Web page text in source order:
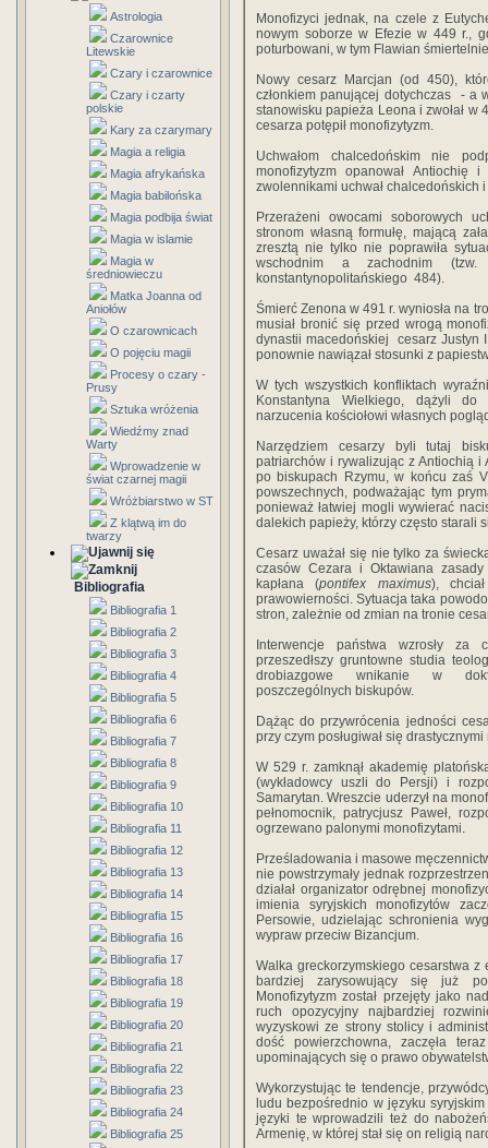
Astrologia
Czarownice
Litewskie
Czary i czarownice
Czary i czarty
polskie
Kary za czarymary
Magia a religia
Magia afrykańska
Magia babilońska
Magia podbija świat
Magia w islamie
Magia w
średniowieczu
Matka Joanna od
Aniołów
O czarownicach
O pojęciu magii
Procesy o czary -
Prusy
Sztuka wróżenia
Wiedźmy znad
Warty
Wprowadzenie w
świat czarnej magii
Wróżbiarstwo w ST
Z klątwą im do
twarzy
Bibliografia
Bibliografia 1
Bibliografia 2
Bibliografia 3
Bibliografia 4
Bibliografia 5
Bibliografia 6
Bibliografia 7
Bibliografia 8
Bibliografia 9
Bibliografia 10
Bibliografia 11
Bibliografia 12
Bibliografia 13
Bibliografia 14
Bibliografia 15
Bibliografia 16
Bibliografia 17
Bibliografia 18
Bibliografia 19
Bibliografia 20
Bibliografia 21
Bibliografia 22
Bibliografia 23
Bibliografia 24
Bibliografia 25
Monofizyci jednak, na czele z
nowym soborze w Efezie w 449 r.,
poturbowani, w tym Flawian
Nowy cesarz Marcjan (od 450),
członkiem panującej dotychczas - a
stanowisku papieża Leona i zwołał
cesarza potępił monofizytyzm.
Uchwałom chalcedońskim nie
monofizytyzm opanował
zwolennikami uchwał chalcedońskich
Przerażeni owocami soborowych
stronom własną formułę, mającą
zresztą nie tylko nie poprawiła
wschodnim a zachodnim
konstantynopolitańskiego 484).
Śmierć Zenona w 491 r. wyniosła na
musiał bronić się przed wrogą
dynastii macedońskiej cesarz Justyn
ponownie nawiązał stosunki z
W tych wszystkich konfliktach
Konstantyna Wielkiego, dążyli
narzucenia kościołowi własnych
Narzędziem cesarzy byli tutaj
patriarchów i rywalizując z Antiochią
po biskupach Rzymu, w końcu zaś
powszechnych, podważając tym
ponieważ łatwiej mogli wywierać
dalekich papieży, którzy często starali
Cesarz uważał się nie tylko za
czasów Cezara i Oktawiana
kapłana (pontifex maximus),
prawowierności. Sytuacja taka
stron, zależnie od zmian na tronie
Interwencje państwa wzrosły za
przeszedłszy gruntowne studia
drobiazgowe wnikanie w
poszczególnych biskupów.
Dążąc do przywrócenia jedności
przy czym posługiwał się
W 529 r. zamknął akademię
(wykładowcy uszli do Persji) i
Samarytan. Wreszcie uderzył na
pełnomocnik, patrycjusz Paweł,
ogrzewano palonymi monofizytami.
Prześladowania i masowe
nie powstrzymały jednak
działał organizator odrębnej
imienia syryjskich monofizytów
Persowie, udzielając schronienia
wypraw przeciw Bizancjum.
Walka greckorzymskiego cesarstwa z
bardziej zarysowujący się już
Monofizytyzm został przejęty jako
ruch opozycyjny najbardziej
wyzyskowi ze strony stolicy i
dość powierzchowna, zaczęła
upominających się o prawo
Wykorzystując te tendencje,
ludu bezpośrednio w języku
języki te wprowadzili też do
Armenię, w której stał się on religią